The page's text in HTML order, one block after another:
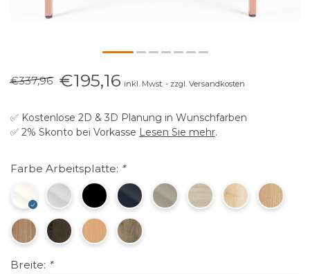
€337,96 €195,16 inkl. Mwst. - zzgl. Versandkosten
✅ Kostenlose 2D & 3D Planung in Wunschfarben
✅ 2% Skonto bei Vorkasse Lesen Sie mehr.
Farbe Arbeitsplatte: *
Breite: *